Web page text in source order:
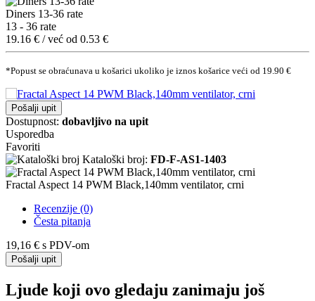
Diners 13-36 rate
13 - 36 rate
19.16 € / već od 0.53 €
*Popust se obraćunava u košarici ukoliko je iznos košarice veći od 19.90 €
Pošalji upit
Dostupnost: dobavljivo na upit
Usporedba
Favoriti
Kataloški broj: FD-F-AS1-1403
Fractal Aspect 14 PWM Black,140mm ventilator, crni
Recenzije (0)
Česta pitanja
19,16 € s PDV-om
Pošalji upit
Ljude koji ovo gledaju zanimaju još